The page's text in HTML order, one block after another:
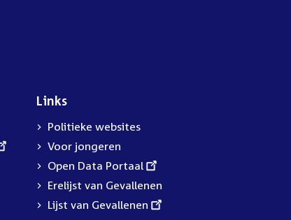
Links
Politieke websites
Voor jongeren
External
link:
Open Data Portaal
Erelijst van Gevallenen
External
Lijst van Gevallenen